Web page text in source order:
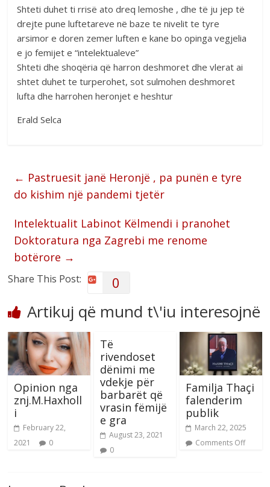
Shteti duhet ti rrisë ato dreq lemoshe , dhe të ju jep të
drejte pune luftetareve në baze te nivelit te tyre
arsimor e doren zemer luften e kane bo opinga vegjelia
e jo femijet e “intelektualeve”
Shteti dhe shoqëria që harron deshmoret dhe vlerat ai
shtet duhet te turperohet, sot sulmohen deshmoret
lufta dhe harrohen heronjet e heshtur
Erald Selca
← Pastruesit janë Heronjë , pa punën e tyre
do kishim një pandemi tjetër
Intelektualit Labinot Këlmendi i pranohet
Doktoratura nga Zagrebi me renome
botërore →
Share This Post: 0
Artikuj që mund t\'iu interesojnë
Opinion nga
znj.M.Haxholl
i
February 22,
2021
0
Të
rivendoset
dënimi me
vdekje për
barbarët që
vrasin fëmijë
e gra
August 23, 2021
0
Familja Thaçi
falenderim
publik
March 22, 2025
Comments Off